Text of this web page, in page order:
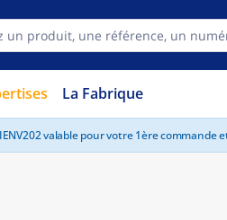
La Fabrique
valable pour votre 1ère commande